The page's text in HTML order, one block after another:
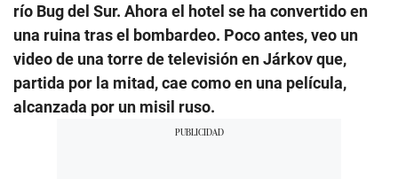
río Bug del Sur. Ahora el hotel se ha convertido en
una ruina tras el bombardeo. Poco antes, veo un
video de una torre de televisión en Járkov que,
partida por la mitad, cae como en una película,
alcanzada por un misil ruso.